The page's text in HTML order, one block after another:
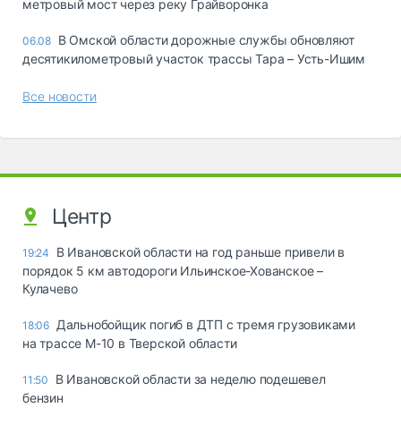
метровый мост через реку Грайворонка
06.08 В Омской области дорожные службы обновляют
десятикилометровый участок трассы Тара – Усть-Ишим
Все новости
Центр
19:24
В Ивановской области на год раньше привели в
порядок 5 км автодороги Ильинское-Хованское –
Кулачево
18:06 Дальнобойщик погиб в ДТП с тремя грузовиками
на трассе М-10 в Тверской области
11:50
В Ивановской области за неделю подешевел
бензин